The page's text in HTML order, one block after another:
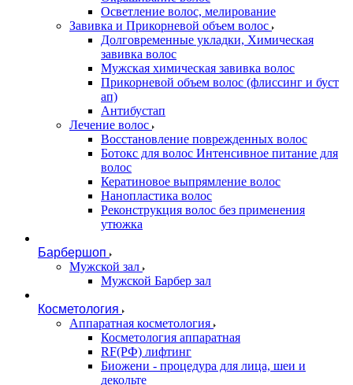
Осветление волос, мелирование
Завивка и Прикорневой объем волос
Долговременные укладки, Химическая
завивка волос
Мужская химическая завивка волос
Прикорневой объем волос (флиссинг и буст
ап)
Антибустап
Лечение волос
Восстановление поврежденных волос
Бoтокс для волос Интенсивное питание для
волос
Кератиновое выпрямление волос
Нанопластика волос
Реконструкция волос без применения
утюжка
Барбершоп
Мужской зал
Мужской Барбер зал
Косметология
Аппаратная косметология
Косметология аппаратная
RF(РФ) лифтинг
Биожени - процедура для лица, шеи и
декольте